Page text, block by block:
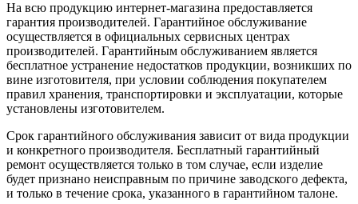
На всю продукцию интернет-магазина предоставляется
гарантия производителей. Гарантийное обслуживание
осуществляется в официальных сервисных центрах
производителей. Гарантийным обслуживанием является
бесплатное устранение недостатков продукции, возникших по
вине изготовителя, при условии соблюдения покупателем
правил хранения, транспортировки и эксплуатации, которые
установлены изготовителем.
Срок гарантийного обслуживания зависит от вида продукции
и конкретного производителя. Бесплатный гарантийный
ремонт осуществляется только в том случае, если изделие
будет признано неисправным по причине заводского дефекта,
и только в течение срока, указанного в гарантийном талоне.